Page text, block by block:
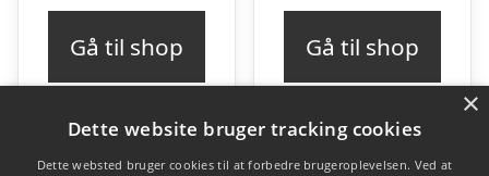
Gå til shop Gå til shop
×
Dette website bruger tracking cookies
Dette websted bruger cookies til at forbedre brugeroplevelsen. Ved at